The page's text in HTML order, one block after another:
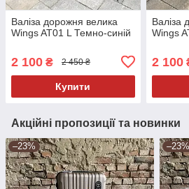
Валіза дорожня велика
Wings AT01 L Темно-синій
2 100 ₴ 2 450 ₴
Купити
Валіза
Wings
2 100
Акційні пропозиції та новинки
–23% –23%